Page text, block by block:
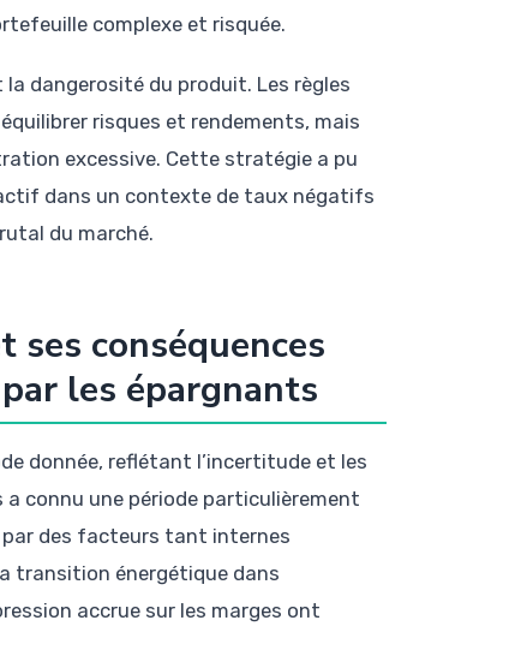
complexe et risquée.
dangerosité du produit. Les règles
risques et rendements, mais
excessive. Cette stratégie a pu
dans un contexte de taux négatifs
du marché.
conséquences
les épargnants
donnée, reflétant l’incertitude et les
connu une période particulièrement
des facteurs tant internes
transition énergétique dans
accrue sur les marges ont